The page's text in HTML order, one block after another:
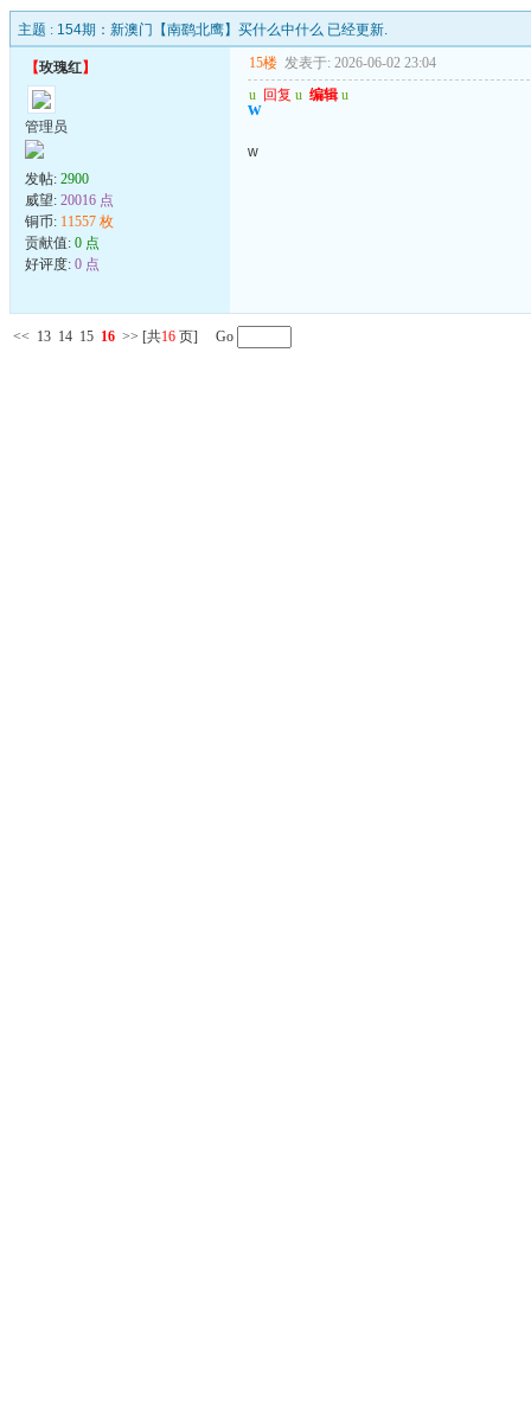
主题 : 154期：新澳门【南鹞北鹰】买什么中什么 已经更新.
【玫瑰红】
管理员
发帖: 2900
威望: 20016 点
铜币: 11557 枚
贡献值: 0 点
好评度: 0 点
15楼 发表于: 2026-06-02 23:04
u 回复 u 编辑 u
w
w
<< 13 14 15 16 >> [共16 页] Go